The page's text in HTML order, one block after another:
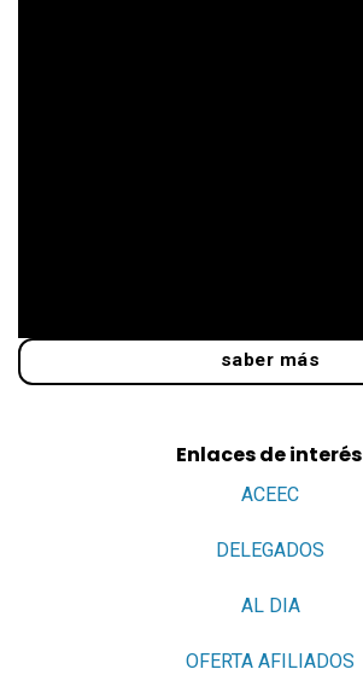
saber más
Enlaces de interés
ACEEC
DELEGADOS
AL DIA
OFERTA AFILIADOS